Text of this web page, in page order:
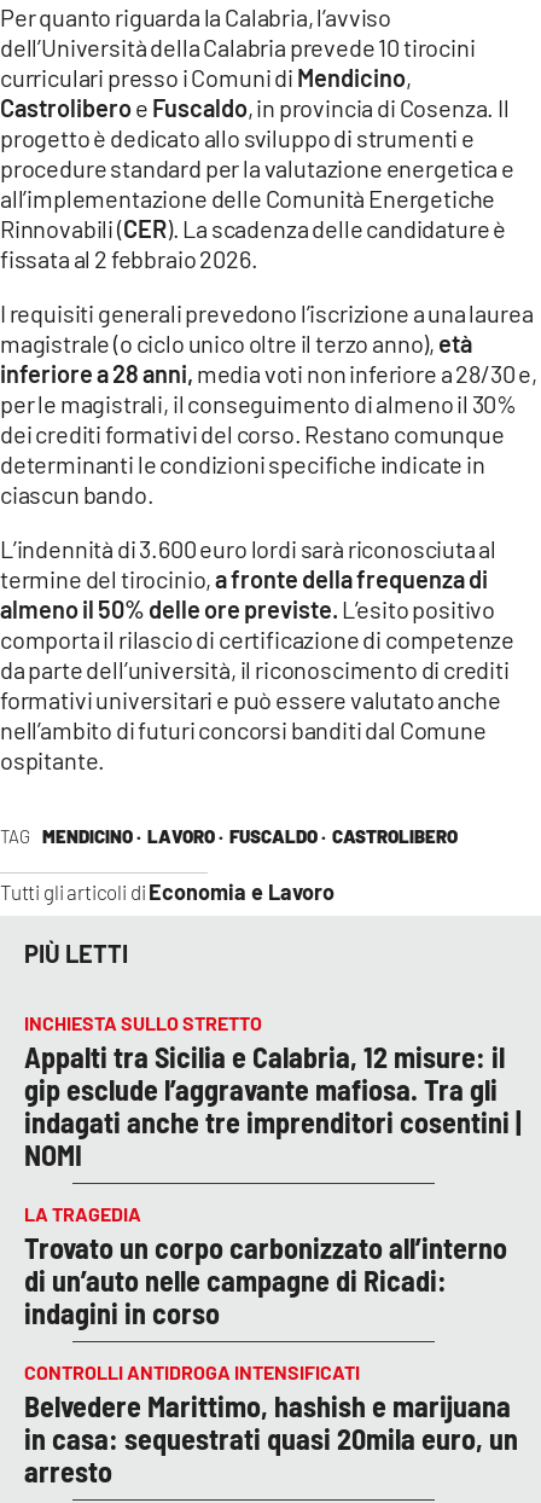
TAG MENDICINO · LAVORO · FUSCALDO · CASTROLIBERO
Tutti gli articoli di Economia e Lavoro
Per quanto riguarda la Calabria, l’avviso
dell’Università della Calabria prevede 10 tirocini
curriculari presso i Comuni di Mendicino,
Castroliberoe Fuscaldo, in provincia di Cosenza. Il
progetto è dedicato allo sviluppo di strumenti e
procedure standard per la valutazione energetica e
all’implementazione delle Comunità Energetiche
Rinnovabili (CER). La scadenza delle candidature è
fissata al 2 febbraio 2026.
I requisiti generali prevedono l’iscrizione a una laurea
magistrale (o ciclo unico oltre il terzo anno), età
inferiore a 28 anni, media voti non inferiore a 28/30 e,
per le magistrali, il conseguimento di almeno il 30%
dei crediti formativi del corso. Restano comunque
determinanti le condizioni specifiche indicate in
ciascun bando.
L’indennità di 3.600 euro lordi sarà riconosciuta al
termine del tirocinio,a fronte della frequenza di
almeno il 50% delle ore previste. L’esito positivo
comporta il rilascio di certificazione di competenze
da parte dell’università, il riconoscimento di crediti
formativi universitari e può essere valutato anche
nell’ambito di futuri concorsi banditi dal Comune
ospitante.
PIÙ LETTI
INCHIESTA SULLO STRETTO
Appalti tra Sicilia e Calabria, 12 misure: il
gip esclude l’aggravante mafiosa. Tra gli
indagati anche tre imprenditori cosentini |
NOMI
LA TRAGEDIA
Trovato un corpo carbonizzato all’interno
di un’auto nelle campagne di Ricadi:
indagini in corso
CONTROLLI ANTIDROGA INTENSIFICATI
Belvedere Marittimo, hashish e marijuana
in casa: sequestrati quasi 20mila euro, un
arresto